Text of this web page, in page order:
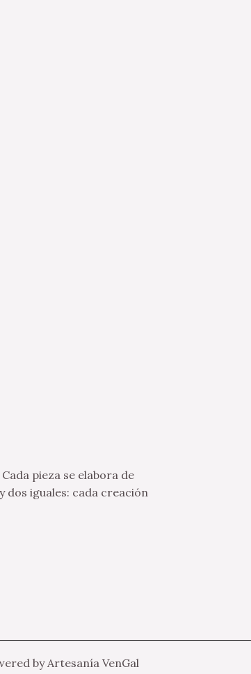
pieza se elabora de
dos iguales: cada creación
by Artesanía VenGal